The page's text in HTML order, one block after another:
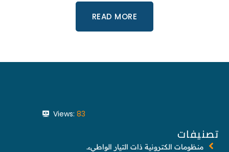
READ MORE
Views: 83
تصنيفات
منظومات الكترونية ذات التيار الواطيء.